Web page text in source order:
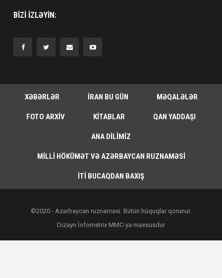
BIZI IZLƏYIN:
XƏBƏRLƏR İRAN BU GÜN MƏQALƏLƏR
FOTO ARXIV KITABLAR QAN YADDAŞI
ANA DILIMIZ
MILLI HÖKÜMƏT VƏ AZƏRBAYCAN RUZNAMƏSI
İTI BUCAQDAN BAXIŞ
©2020 - Azərbaycan ruznaməsi. Bütün hüquqlar qorunur.
Dizayn İnfometrix MMC-yə məxsusdur